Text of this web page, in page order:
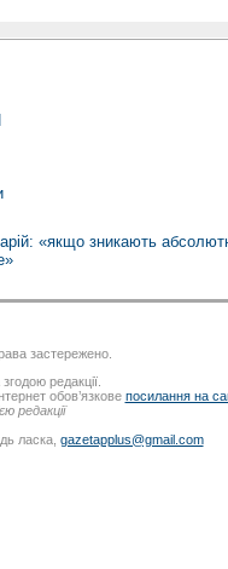
«якщо зникають
застережено.
редакції.
обов’язкове посилання на
редакції
ласка, gazetapplus@gmail.com